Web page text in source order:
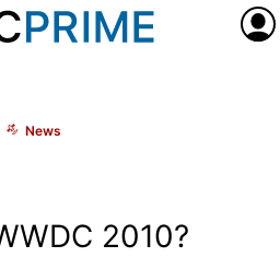
News
2010?